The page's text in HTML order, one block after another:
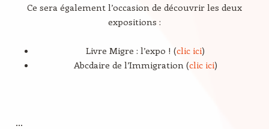
Ce sera également l’occasion de découvrir les deux
expositions :
Livre Migre : l’expo ! (clic ici)
Abcdaire de l’Immigration (clic ici)
…